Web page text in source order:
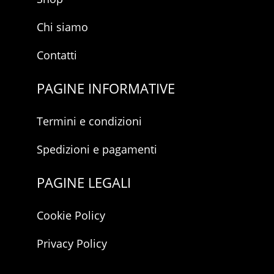
Chi siamo
Contatti
PAGINE INFORMATIVE
Termini e condizioni
Spedizioni e pagamenti
PAGINE LEGALI
Cookie Policy
Privacy Policy